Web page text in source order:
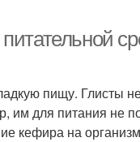
пищу. Глисты
им для питания не
кефира на